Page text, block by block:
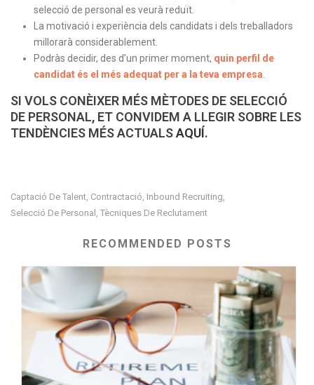
selecció de personal es veurà reduït.
La motivació i experiència dels candidats i dels treballadors
millorarà considerablement.
Podràs decidir, des d’un primer moment, quin perfil de
candidat és el més adequat per a la teva empresa
SI VOLS CONÈIXER MÉS MÈTODES DE SELECCIÓ
DE PERSONAL, ET CONVIDEM A LLEGIR SOBRE LES
TENDÈNCIES MÉS ACTUALSAQUÍ.
Captació De Talent, Contractació, Inbound Recruiting,
Selecció De Personal , Tècniques De Reclutament
RECOMMENDED POSTS